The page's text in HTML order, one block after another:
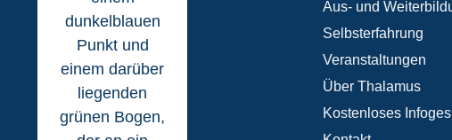
Aus- und
Selbsterfahrung
Veranstaltungen
Über Thalamus
Kostenloses